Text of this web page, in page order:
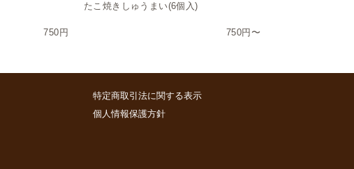
750円
たこ焼きしゅうまい(6個入)
750円〜
特定商取引法に関する表示
個人情報保護方針